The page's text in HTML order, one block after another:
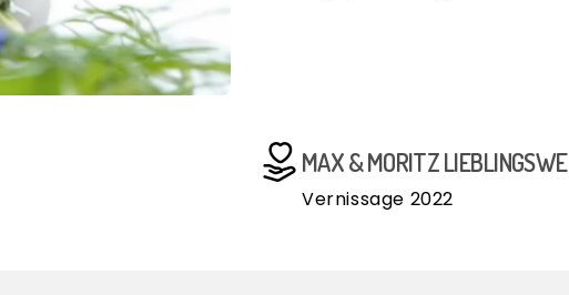
MAX & MORITZ
Vernissage 2022